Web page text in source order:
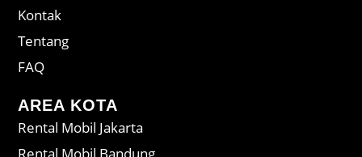
Kontak
Tentang
FAQ
AREA KOTA
Rental Mobil Jakarta